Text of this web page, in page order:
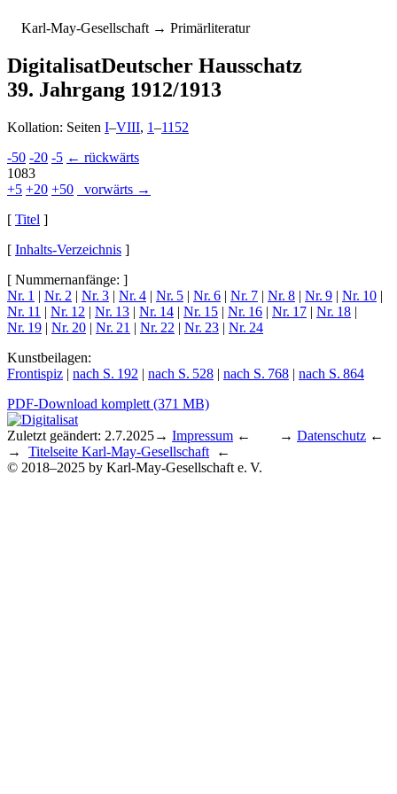
Karl-May-Gesellschaft → Primärliteratur
DigitalisatDeutscher Hausschatz
39. Jahrgang 1912/1913
Kollation: Seiten I–VIII, 1–1152
-50 -20 -5 ← rückwärts
1083
+5 +20 +50
vorwärts →
[ Titel ]
[ Inhalts-Verzeichnis ]
[ Nummernanfänge: ]
Nr. 1 | Nr. 2 | Nr. 3 | Nr. 4 | Nr. 5 | Nr. 6 | Nr. 7 | Nr. 8 | Nr. 9 | Nr. 10 |
Nr. 11 | Nr. 12 | Nr. 13 | Nr. 14 | Nr. 15 | Nr. 16 | Nr. 17 | Nr. 18 |
Nr. 19 | Nr. 20 | Nr. 21 | Nr. 22 | Nr. 23 | Nr. 24
Kunstbeilagen:
Frontispiz | nach S. 192 | nach S. 528 | nach S. 768 | nach S. 864
PDF-Download komplett (371 MB)
Zuletzt geändert: 2.7.2025→ Impressum ← → Datenschutz ←
→ Titelseite Karl-May-Gesellschaft ←
© 2018–2025 by Karl-May-Gesellschaft e. V.